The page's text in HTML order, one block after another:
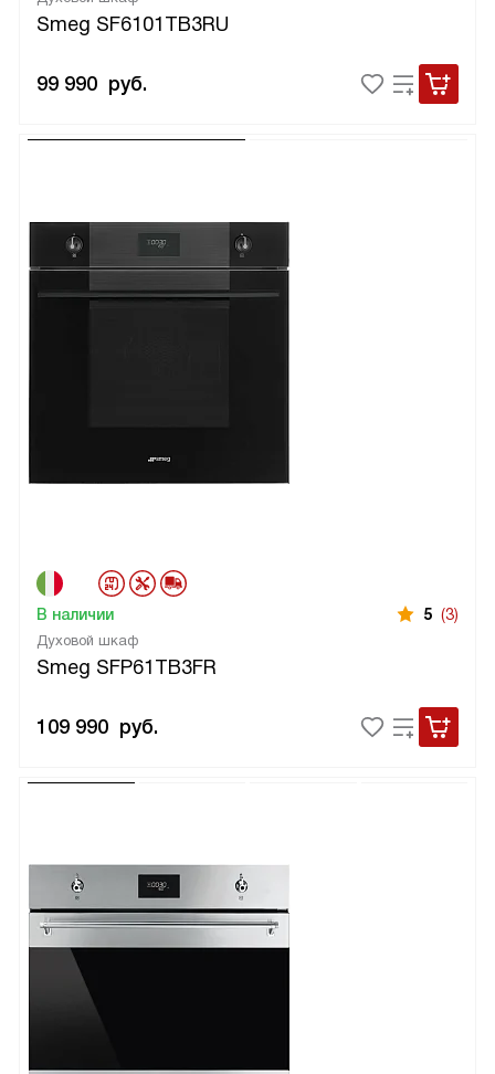
Smeg SF6101TB3RU
99 990 руб.
Духовой шкаф
Smeg SFP61TB3FR
В наличии 5 (3)
109 990 руб.